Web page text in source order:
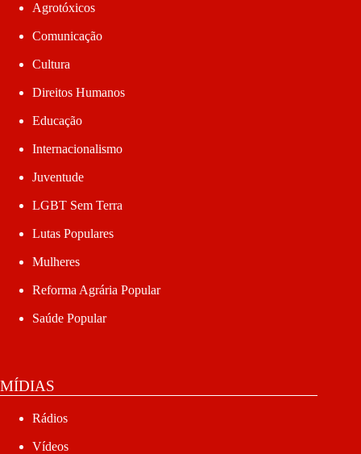
Agrotóxicos
Comunicação
Cultura
Direitos Humanos
Educação
Internacionalismo
Juventude
LGBT Sem Terra
Lutas Populares
Mulheres
Reforma Agrária Popular
Saúde Popular
MÍDIAS
Rádios
Vídeos